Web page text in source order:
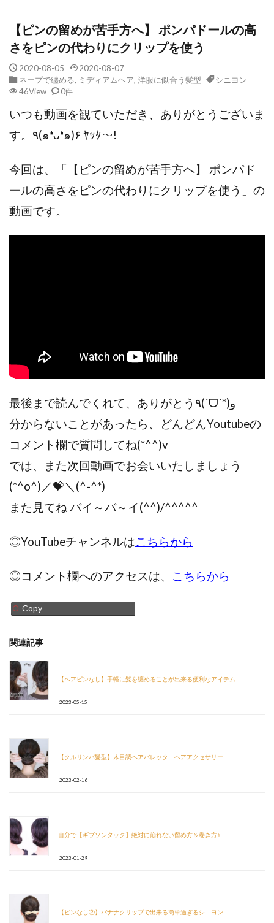
【ピンの留めが苦手方へ】 ポンパドールの高
さをピンの代わりにクリップを使う
2020-08-05
2020-08-07
ネープで纏める, ミディアムヘア, 洋服に似合う髪型
シニヨン
46View
0件
いつも動画を観ていただき、ありがとうございま
す。٩(๑❛ᴗ❛๑)۶ ﾔｯﾀ～!
今回は、「【ピンの留めが苦手方へ】 ポンパド
ールの高さをピンの代わりにクリップを使う」の
動画です。
最後まで読んでくれて、ありがとう٩(ˊᗜˋ*)و
分からないことがあったら、どんどんYoutubeの
コメント欄で質問してね(*^^)v
では、また次回動画でお会いいたしましょう
(*^o^)／💝＼(^-^*)
また見てね バイ～バ～イ(^^)/^^^^^
◎YouTubeチャンネルはこちらから
◎コメント欄へのアクセスは、 こちらから
Copy
関連記事
【ヘアピンなし】手軽に髪を纏めることが出来る便利なアイテム
2023-05-15
【クルリンパ髪型】木目調ヘアバレッタ ヘアアクセサリー
2023-02-16
自分で【ギブソンタック】絶対に崩れない留め方＆巻き方♪
2023-01-29
【ピンなし②】バナナクリップで出来る簡単過ぎるシニヨン